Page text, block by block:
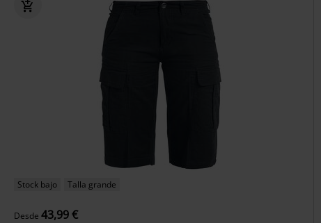
Stock bajo Talla grande
Desde 43,99 €